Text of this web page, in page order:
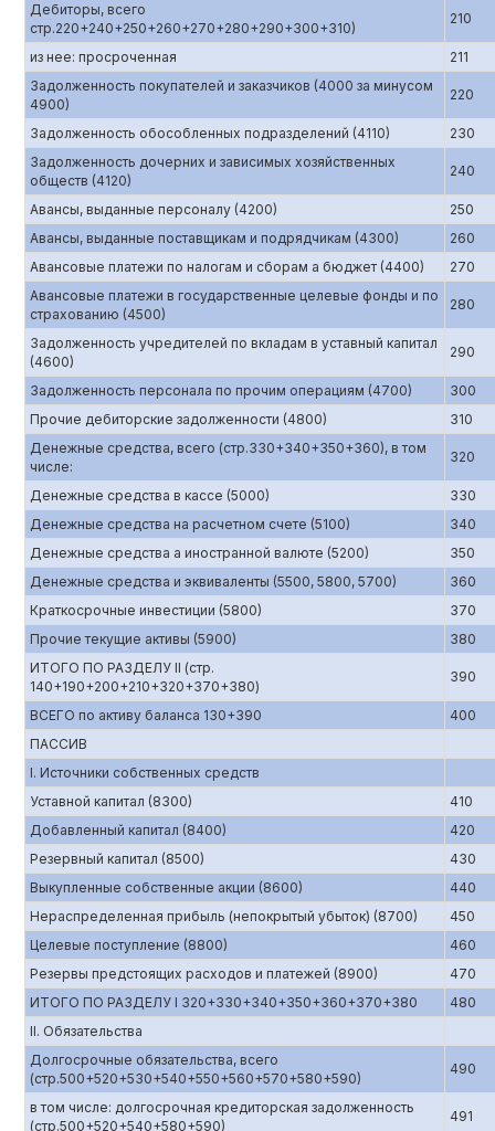
Дебиторы, всего
стр.220+240+250+260+270+280+290+300+310)
210
из нее: просроченная
211
Задолженность покупателей и заказчиков (4000 за минусом
4900)
220
Задолженность обособленных подразделений (4110)
230
Задолженность дочерних и зависимых хозяйственных
обществ (4120)
240
Авансы, выданные персоналу (4200)
250
Авансы, выданные поставщикам и подрядчикам (4300)
260
Авансовые платежи по налогам и сборам а бюджет (4400)
270
Авансовые платежи в государственные целевые фонды и по
страхованию (4500)
280
Задолженность учредителей по вкладам в уставный капитал
(4600)
290
Задолженность персонала по прочим операциям (4700)
300
Прочие дебиторские задолженности (4800)
310
Денежные средства, всего (стр.330+340+350+360), в том
числе:
320
Денежные средства в кассе (5000)
330
Денежные средства на расчетном счете (5100)
340
Денежные средства а иностранной валюте (5200)
350
Денежные средства и эквиваленты (5500, 5800, 5700)
360
Краткосрочные инвестиции (5800)
370
Прочие текущие активы (5900)
380
ИТОГО ПО РАЗДЕЛУ II (стр.
140+190+200+210+320+370+380)
390
ВСЕГО по активу баланса 130+390
400
ПАССИВ
I. Источники собственных средств
Уставной капитал (8300)
410
Добавленный капитал (8400)
420
Резервный капитал (8500)
430
Выкупленные собственные акции (8600)
440
Нераспределенная прибыль (непокрытый убыток) (8700)
450
Целевые поступление (8800)
460
Резервы предстоящих расходов и платежей (8900)
470
ИТОГО ПО РАЗДЕЛУ I 320+330+340+350+360+370+380
480
II. Обязательства
Долгосрочные обязательства, всего
(стр.500+520+530+540+550+560+570+580+590)
490
в том числе: долгосрочная кредиторская задолженность
(стр.500+520+540+580+590)
491